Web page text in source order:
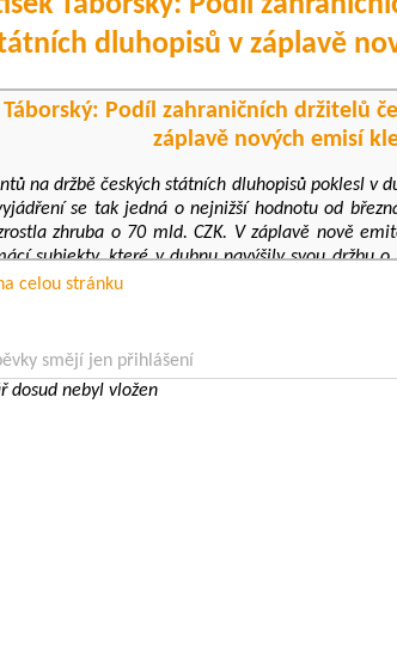
dluhopisů v záplavě
Podíl zahraničních držitelů
záplavě nových emisí
na držbě českých státních dluhopisů poklesl v
se tak jedná o nejnižší hodnotu od
zhruba o 70 mld. CZK. V záplavě nově
subjekty, které v dubnu navýšily svou držbu
státní dluhopisy se záměrem je držet do
za relativně dobrých podmínek.
sazeb ČNB a vysoká poptávka totiž tlačí
klesá. V květnu pravděpodobně tento trend
Ministerstva financí poklesne, s čímž by
celou stránku
smějí jen přihlášení
dosud nebyl vložen